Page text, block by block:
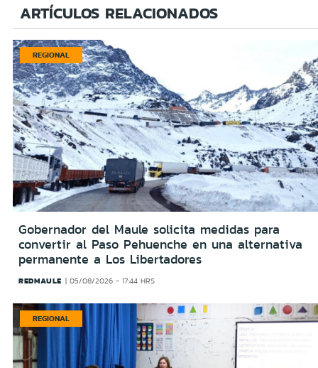
ARTÍCULOS RELACIONADOS
REGIONAL
Gobernador del Maule solicita medidas para
convertir al Paso Pehuenche en una alternativa
permanente a Los Libertadores
REDMAULE 05/08/2026 - 17:44 HRS
REGIONAL